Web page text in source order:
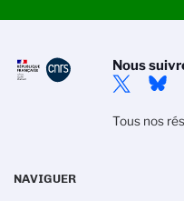
Nous
Tous nos
NAVIGUER